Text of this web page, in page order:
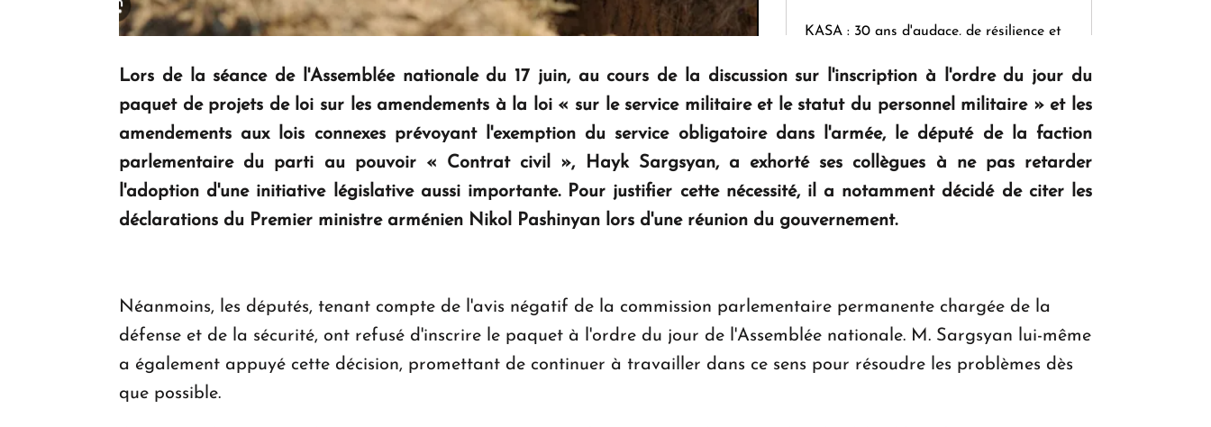
KASA : 30 ans d'audace, de résilience et
Le premier hôtel Hyatt Regency
d'Arménie ouvrira ses portes à Dilijan
Lors de la séance de l'Assemblée nationale du 17 juin, au cours de la discussion sur l'inscription à l'ordre du jour du
paquet de projets de loi sur les amendements à la loi « sur le service militaire et le statut du personnel militaire » et les
amendements aux lois connexes prévoyant l'exemption du service obligatoire dans l'armée, le député de la faction
parlementaire du parti au pouvoir « Contrat civil », Hayk Sargsyan, a exhorté ses collègues à ne pas retarder
l'adoption d'une initiative législative aussi importante. Pour justifier cette nécessité, il a notamment décidé de citer les
déclarations du Premier ministre arménien Nikol Pashinyan lors d'une réunion du gouvernement.
Néanmoins, les députés, tenant compte de l'avis négatif de la commission parlementaire permanente chargée de la
défense et de la sécurité, ont refusé d'inscrire le paquet à l'ordre du jour de l'Assemblée nationale. M. Sargsyan lui-même
a également appuyé cette décision, promettant de continuer à travailler dans ce sens pour résoudre les problèmes dès
que possible.